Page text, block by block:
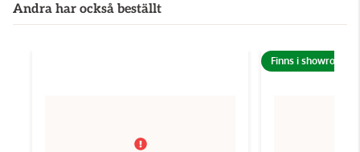
Andra har också beställt
Finns i showroom!